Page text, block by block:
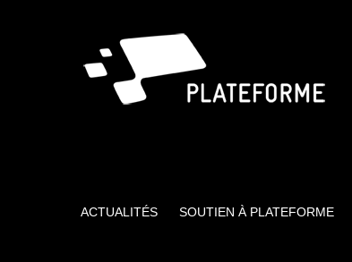
ACTUALITÉS SOUTIEN À PLATEFORME